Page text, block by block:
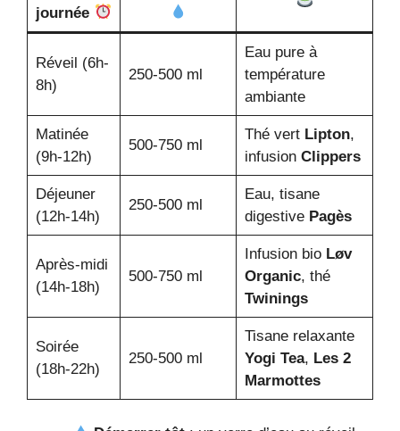
journée
Réveil (6h-
8h)
250-500 ml
Eau pure à
température
ambiante
Matinée
(9h-12h)
500-750 ml
Thé vert Lipton,
infusion Clippers
Déjeuner
(12h-14h)
250-500 ml
Eau, tisane
digestive Pagès
Après-midi
(14h-18h)
500-750 ml
Infusion bio Løv
Organic, thé
Twinings
Soirée
(18h-22h)
250-500 ml
Tisane relaxante
Yogi Tea, Les 2
Marmottes